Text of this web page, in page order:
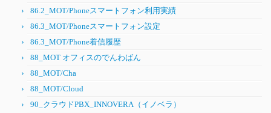
86.2_MOT/Phoneスマートフォン利用実績
86.3_MOT/Phoneスマートフォン設定
86.3_MOT/Phone着信履歴
88_MOT オフィスのでんわばん
88_MOT/Cha
88_MOT/Cloud
90_クラウドPBX_INNOVERA（イノベラ）